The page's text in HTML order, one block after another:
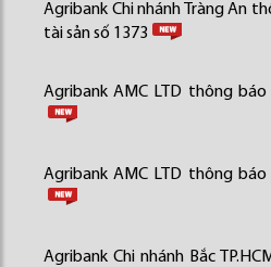
Agribank Chi nhánh Tràng An
tài sản số 1373
Agribank AMC LTD thông
Agribank AMC LTD thông
Agribank Chi nhánh Bắc